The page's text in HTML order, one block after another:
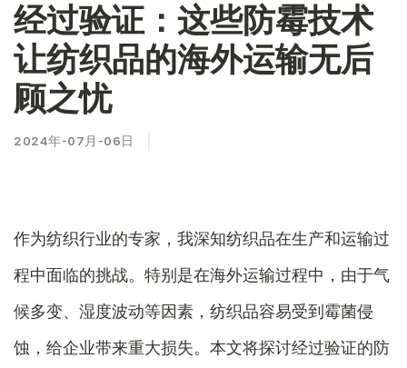
经过验证：这些防霉技术
让纺织品的海外运输无后
顾之忧
2024年-07月-06日
作为纺织行业的专家，我深知纺织品在生产和运输过
程中面临的挑战。特别是在海外运输过程中，由于气
候多变、湿度波动等因素，纺织品容易受到霉菌侵
蚀，给企业带来重大损失。本文将探讨经过验证的防